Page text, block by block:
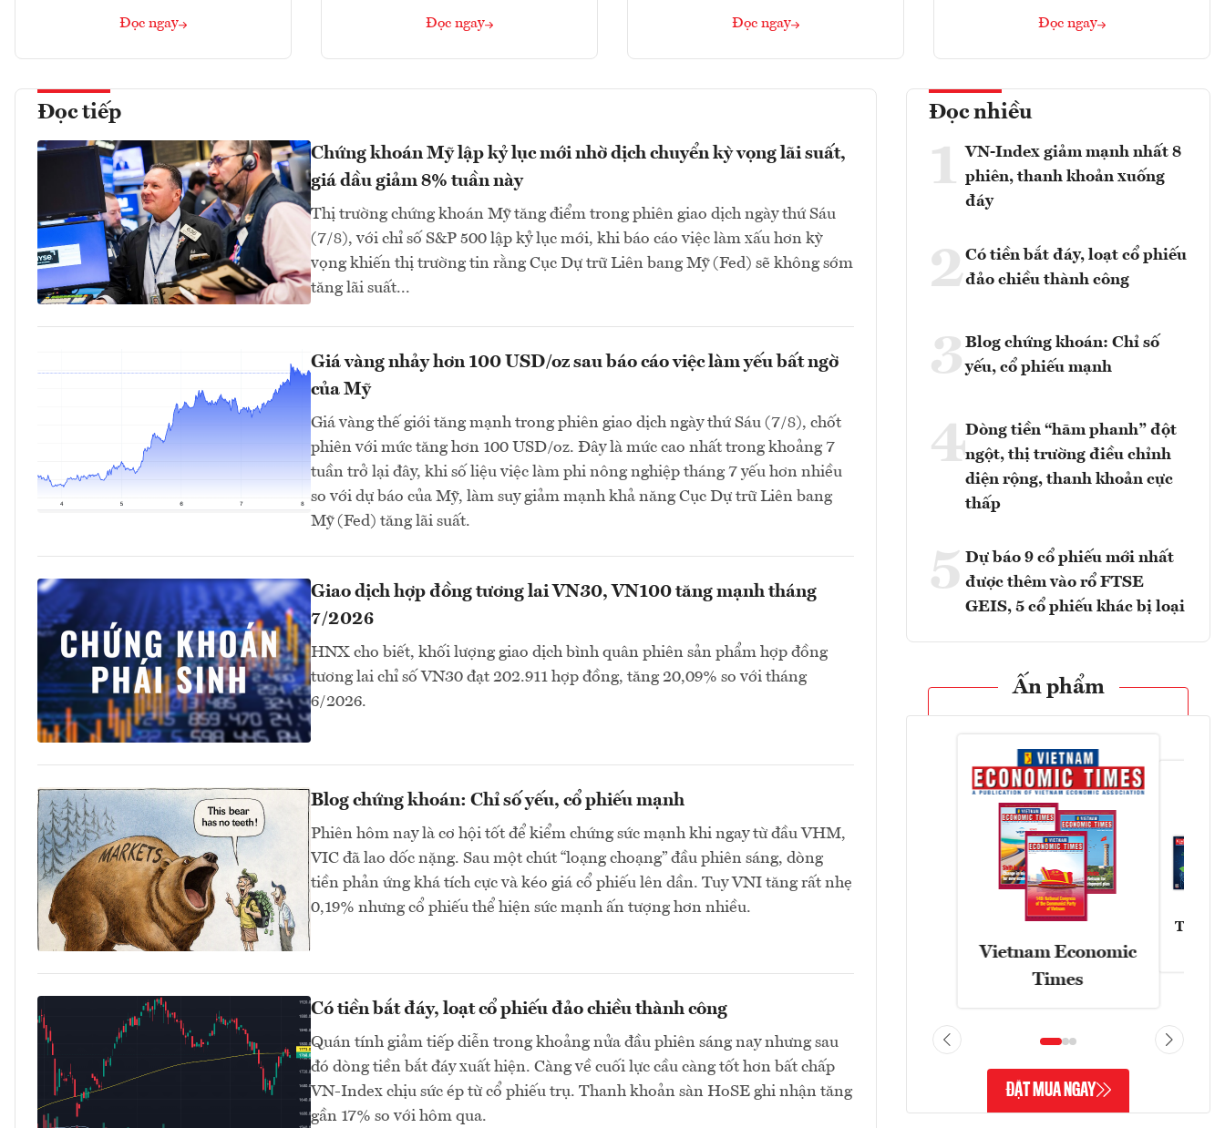
Đọc ngay Đọc ngay Đọc ngay Đọc ngay
Đọc tiếp
Chứng khoán Mỹ lập kỷ lục mới nhờ dịch chuyển kỳ vọng lãi suất,
giá dầu giảm 8% tuần này
Thị trường chứng khoán Mỹ tăng điểm trong phiên giao dịch ngày thứ Sáu
(7/8), với chỉ số S&P 500 lập kỷ lục mới, khi báo cáo việc làm xấu hơn kỳ
vọng khiến thị trường tin rằng Cục Dự trữ Liên bang Mỹ (Fed) sẽ không sớm
tăng lãi suất...
Giá vàng nhảy hơn 100 USD/oz sau báo cáo việc làm yếu bất ngờ
của Mỹ
Giá vàng thế giới tăng mạnh trong phiên giao dịch ngày thứ Sáu (7/8), chốt
phiên với mức tăng hơn 100 USD/oz. Đây là mức cao nhất trong khoảng 7
tuần trở lại đây, khi số liệu việc làm phi nông nghiệp tháng 7 yếu hơn nhiều
so với dự báo của Mỹ, làm suy giảm mạnh khả năng Cục Dự trữ Liên bang
Mỹ (Fed) tăng lãi suất.
Giao dịch hợp đồng tương lai VN30, VN100 tăng mạnh tháng
7/2026
HNX cho biết, khối lượng giao dịch bình quân phiên sản phẩm hợp đồng
tương lai chỉ số VN30 đạt 202.911 hợp đồng, tăng 20,09% so với tháng
6/2026.
Blog chứng khoán: Chỉ số yếu, cổ phiếu mạnh
Phiên hôm nay là cơ hội tốt để kiểm chứng sức mạnh khi ngay từ đầu VHM,
VIC đã lao dốc nặng. Sau một chút “loạng choạng” đầu phiên sáng, dòng
tiền phản ứng khá tích cực và kéo giá cổ phiếu lên dần. Tuy VNI tăng rất nhẹ
0,19% nhưng cổ phiếu thể hiện sức mạnh ấn tượng hơn nhiều.
Có tiền bắt đáy, loạt cổ phiếu đảo chiều thành công
Quán tính giảm tiếp diễn trong khoảng nửa đầu phiên sáng nay nhưng sau
đó dòng tiền bắt đáy xuất hiện. Càng về cuối lực cầu càng tốt hơn bất chấp
VN-Index chịu sức ép từ cổ phiếu trụ. Thanh khoản sàn HoSE ghi nhận tăng
gần 17% so với hôm qua.
Đọc nhiều
1 VN-Index giảm mạnh nhất 8
phiên, thanh khoản xuống
đáy
2Có tiền bắt đáy, loạt cổ phiếu
đảo chiều thành công
3 Blog chứng khoán: Chỉ số
yếu, cổ phiếu mạnh
4Dòng tiền “hãm phanh” đột
ngột, thị trường điều chỉnh
diện rộng, thanh khoản cực
thấp
5 Dự báo 9 cổ phiếu mới nhất
được thêm vào rổ FTSE
GEIS, 5 cổ phiếu khác bị loại
Ấn phẩm
Vietnam Economic
Times
Tạp
ĐẶT MUA NGAY